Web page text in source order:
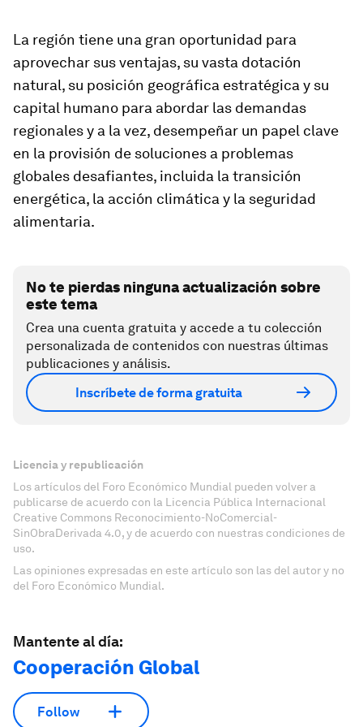
La región tiene una gran oportunidad para
aprovechar sus ventajas, su vasta dotación
natural, su posición geográfica estratégica y su
capital humano para abordar las demandas
regionales y a la vez, desempeñar un papel clave
en la provisión de soluciones a problemas
globales desafiantes, incluida la transición
energética, la acción climática y la seguridad
alimentaria.
No te pierdas ninguna actualización sobre
este tema
Crea una cuenta gratuita y accede a tu colección
personalizada de contenidos con nuestras últimas
publicaciones y análisis.
Inscríbete de forma gratuita
Licencia y republicación
Los artículos del Foro Económico Mundial pueden volver a
publicarse de acuerdo con la Licencia Pública Internacional
Creative Commons Reconocimiento-NoComercial-
SinObraDerivada 4.0, y de acuerdo con nuestras condiciones de
uso.
Las opiniones expresadas en este artículo son las del autor y no
del Foro Económico Mundial.
Mantente al día:
Cooperación Global
Follow